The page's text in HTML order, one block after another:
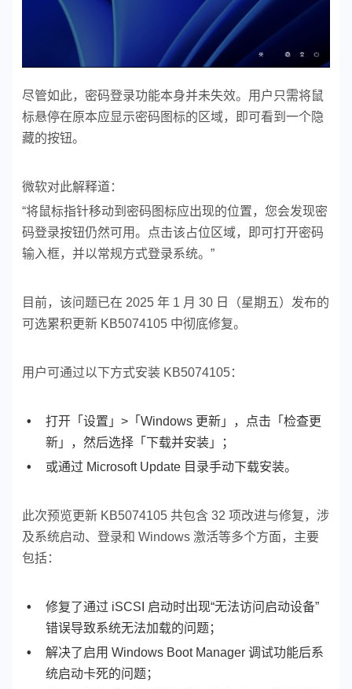
尽管如此，密码登录功能本身并未失效。用户只需将鼠
标悬停在原本应显示密码图标的区域，即可看到一个隐
藏的按钮。
微软对此解释道：
“将鼠标指针移动到密码图标应出现的位置，您会发现密
码登录按钮仍然可用。点击该占位区域，即可打开密码
输入框，并以常规方式登录系统。”
目前，该问题已在 2025 年 1 月 30 日（星期五）发布的
可选累积更新 KB5074105 中彻底修复。
用户可通过以下方式安装 KB5074105：
打开「设置」>「Windows 更新」，点击「检查更
新」，然后选择「下载并安装」；
或通过 Microsoft Update 目录手动下载安装。
此次预览更新 KB5074105 共包含 32 项改进与修复，涉
及系统启动、登录和 Windows 激活等多个方面，主要
包括：
修复了通过 iSCSI 启动时出现“无法访问启动设备”
错误导致系统无法加载的问题；
解决了启用 Windows Boot Manager 调试功能后系
统启动卡死的问题；